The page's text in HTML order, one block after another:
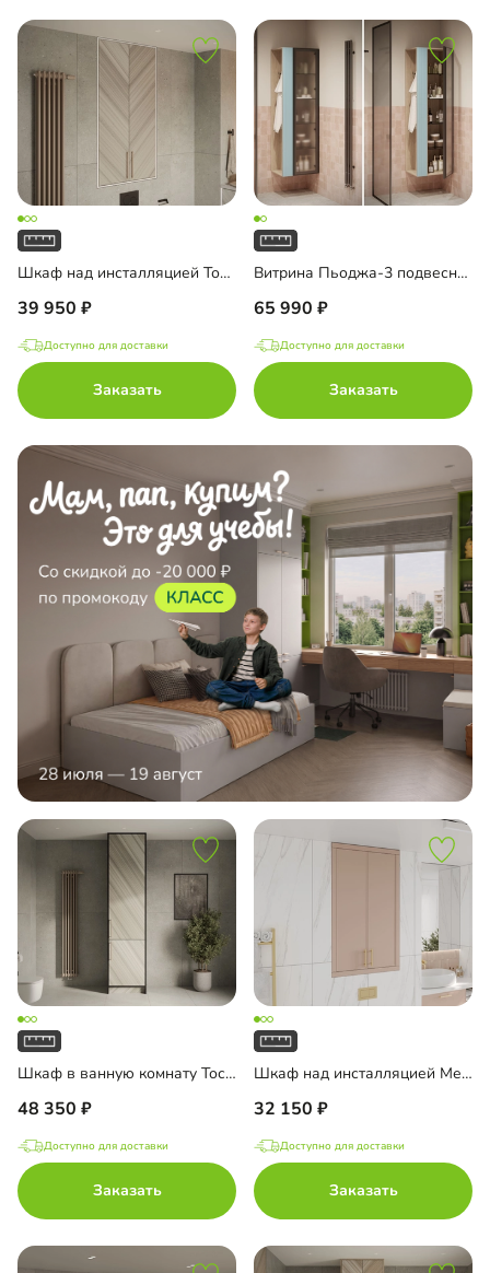
Шкаф над инсталляцией Тосса-3
39 950
Доступно для доставки
Заказать
Витрина Пьоджа-3 подвесная
65 990
Доступно для доставки
Заказать
Шкаф в ванную комнату Тосса-3
48 350
Доступно для доставки
Заказать
Шкаф над инсталляцией Ментон-4
32 150
Доступно для доставки
Заказать